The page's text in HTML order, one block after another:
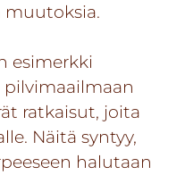
muutoksia.
esimerkki
ratkaisut, joita
Näitä syntyy,
halutaan